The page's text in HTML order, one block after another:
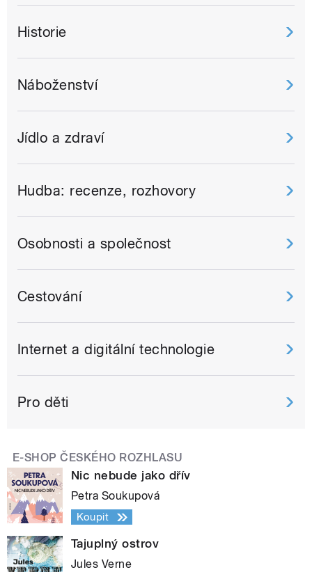
Historie
Náboženství
Jídlo a zdraví
Hudba: recenze, rozhovory
Osobnosti a společnost
Cestování
Internet a digitální technologie
Pro děti
E-SHOP ČESKÉHO ROZHLASU
Nic nebude jako dřív
Petra Soukupová
Koupit
Tajuplný ostrov
Jules Verne